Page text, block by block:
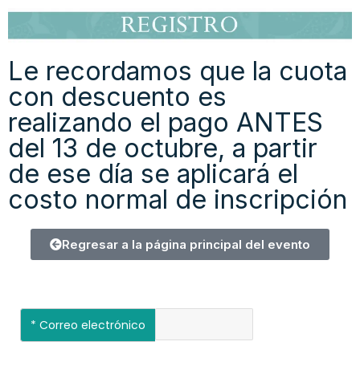
Le recordamos que la cuota
con descuento es
realizando el pago ANTES
del 13 de octubre, a partir
de ese día se aplicará el
costo normal de inscripción
Regresar a la página principal del evento
* Correo electrónico